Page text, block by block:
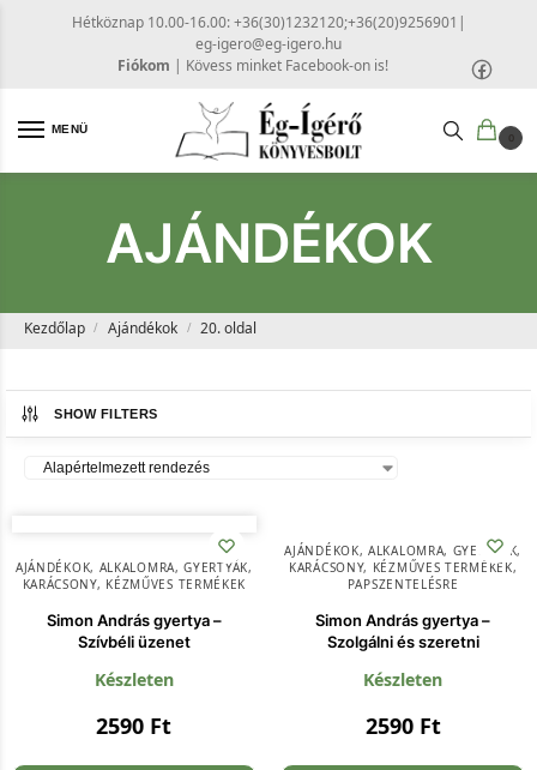
Hétköznap 10.00-16.00: +36(30)1232120;+36(20)9256901 |
eg-igero@eg-igero.hu
Fiókom | Kövess minket Facebook-on is!
MENÜ
0
AJÁNDÉKOK
Kezdőlap / Ajándékok / 20. oldal
SHOW FILTERS
AJÁNDÉKOK, ALKALOMRA,GYERTYÁK,
KARÁCSONY, KÉZMŰVES TERMÉKEK
Simon András gyertya –
Szívbéli üzenet
Készleten
2590 Ft
AJÁNDÉKOK,ALKALOMRA, GYERTYÁK,
KARÁCSONY, KÉZMŰVES TERMÉKEK,
PAPSZENTELÉSRE
Simon András gyertya –
Szolgálni és szeretni
Készleten
2590 Ft